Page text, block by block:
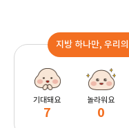
지방 하나만, 우리
기대돼요
7
놀라워요
0